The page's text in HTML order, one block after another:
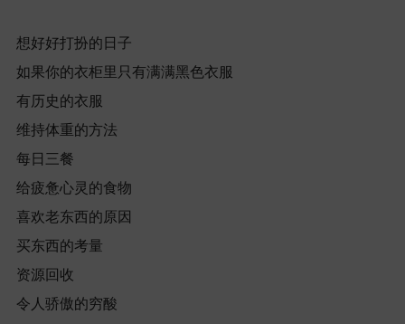
想好好打扮的日子
如果你的衣柜里只有满满黑色衣服
有历史的衣服
维持体重的方法
每日三餐
给疲惫心灵的食物
喜欢老东西的原因
买东西的考量
资源回收
令人骄傲的穷酸